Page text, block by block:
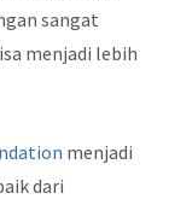
sangat
menjadi lebih
menjadi
dari